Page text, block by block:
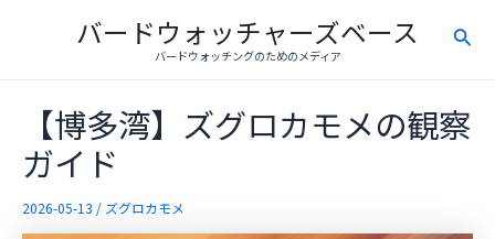
バードウォッチャーズベース
バードウォッチングのためのメディア
検
【博多湾】ズグロカモメの観察
ガイド
2026-05-13 / ズグロカモメ